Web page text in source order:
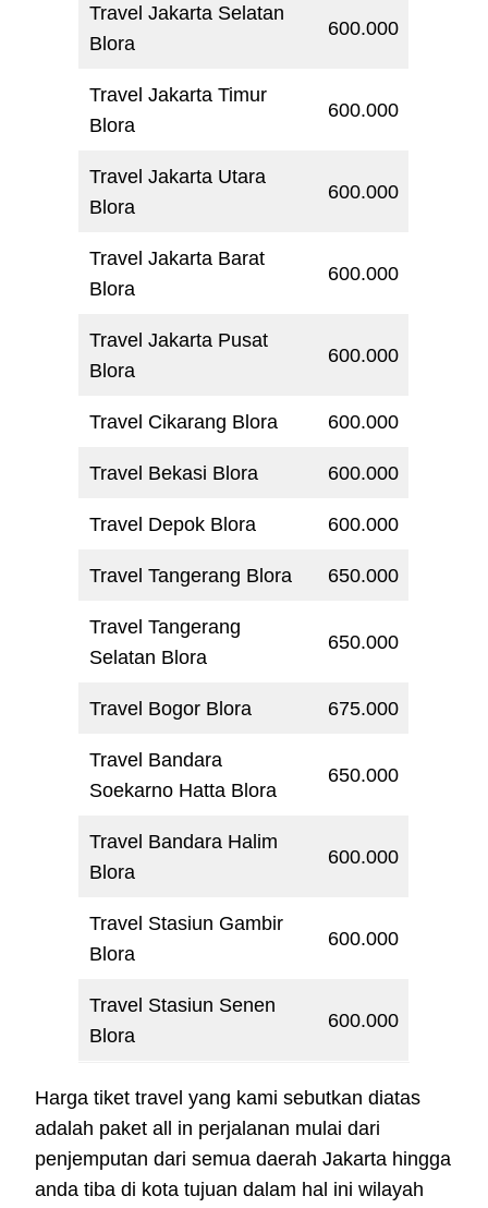
Travel Jakarta Selatan
Blora
600.000
Travel Jakarta Timur
Blora
600.000
Travel Jakarta Utara
Blora
600.000
Travel Jakarta Barat
Blora
600.000
Travel Jakarta Pusat
Blora
600.000
Travel Cikarang Blora 600.000
Travel Bekasi Blora 600.000
Travel Depok Blora 600.000
Travel Tangerang Blora 650.000
Travel Tangerang
Selatan Blora
650.000
Travel Bogor Blora 675.000
Travel Bandara
Soekarno Hatta Blora
650.000
Travel Bandara Halim
Blora
600.000
Travel Stasiun Gambir
Blora
600.000
Travel Stasiun Senen
Blora
600.000
Harga tiket travel yang kami sebutkan diatas
adalah paket all in perjalanan mulai dari
penjemputan dari semua daerah Jakarta hingga
anda tiba di kota tujuan dalam hal ini wilayah